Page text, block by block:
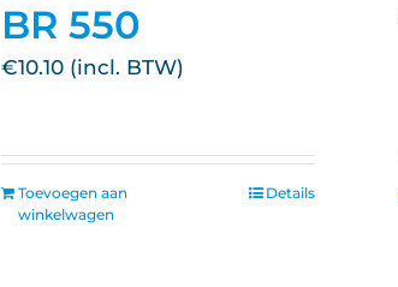
BR 550
€10.10
Toevoegen aan
winkelwagen
Details